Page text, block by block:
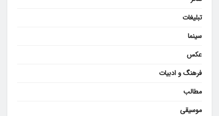
تبلیغات
سینما
عکس
فرهنگ و ادبیات
مطالب
موسیقی